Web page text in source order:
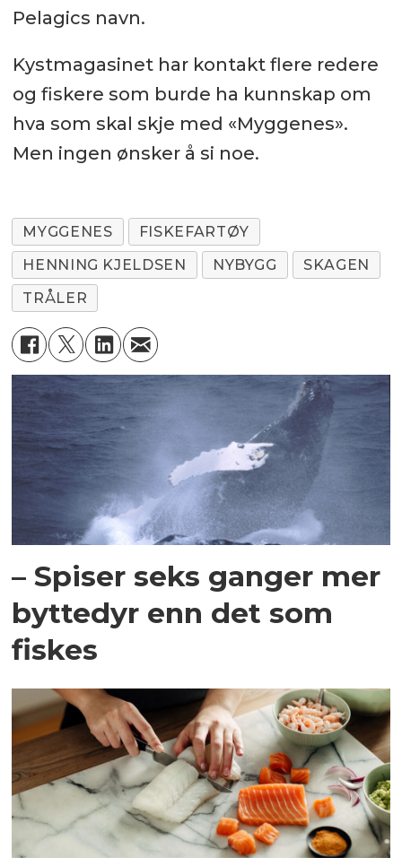
Pelagics navn.
Kystmagasinet har kontakt flere redere
og fiskere som burde ha kunnskap om
hva som skal skje med «Myggenes».
Men ingen ønsker å si noe.
MYGGENES
FISKEFARTØY
HENNING KJELDSEN
NYBYGG
SKAGEN
TRÅLER
– Spiser seks ganger mer
byttedyr enn det som
fiskes